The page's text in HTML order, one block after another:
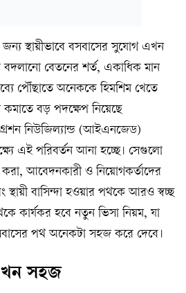
জন্য স্থায়ীভাবে বসবাসের সুযোগ এখন
বেতনের শর্ত, একাধিক মান
পৌঁছাতে অনেককে হিমশিম খেতে
বড় পদক্ষেপ নিয়েছে
নিউজিল্যান্ড (আইএনজেড)
এই পরিবর্তন আনা হচ্ছে। সেগুলো
আবেদনকারী ও নিয়োগকর্তাদের
বাসিন্দা হওয়ার পথকে আরও স্বচ্ছ
কার্যকর হবে নতুন ভিসা নিয়ম, যা
পথ অনেকটা সহজ করে দেবে।
সহজ